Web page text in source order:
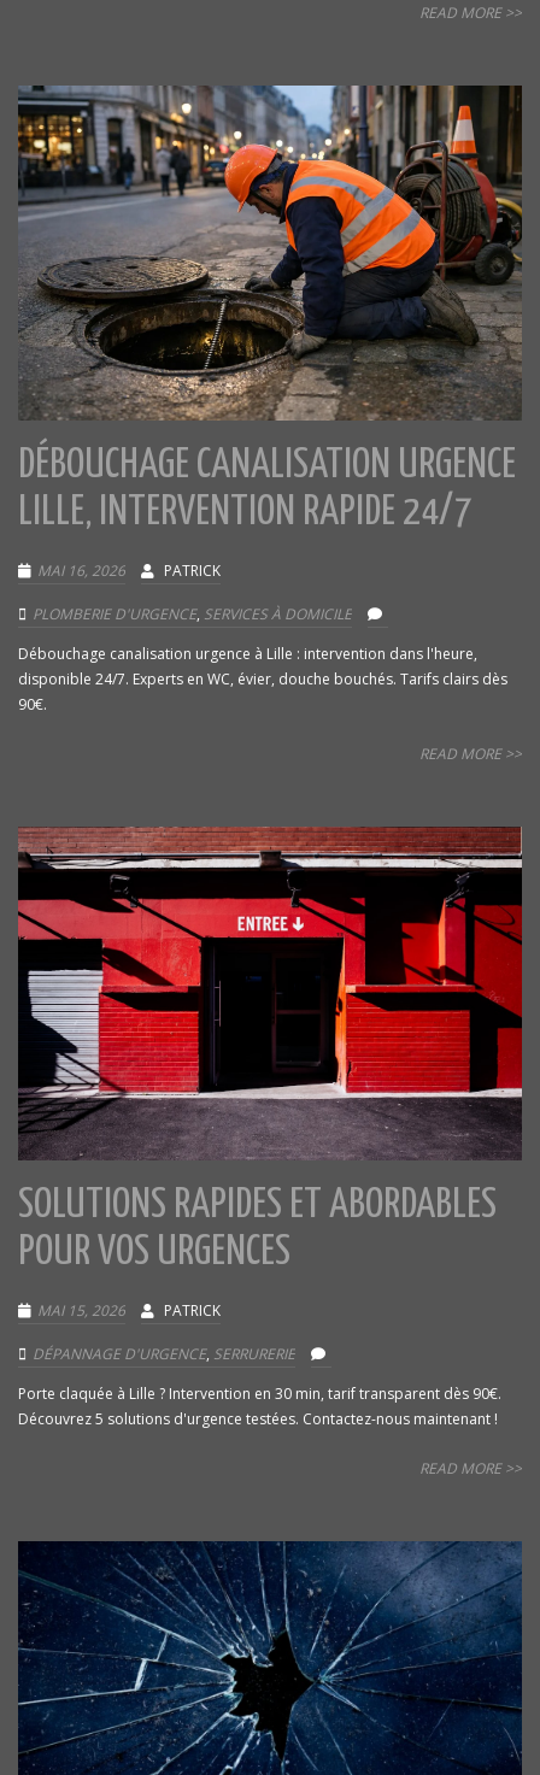
READ MORE >>
DÉBOUCHAGE CANALISATION URGENCE
LILLE, INTERVENTION RAPIDE 24/7
MAI 16, 2026 PATRICK
PLOMBERIE D'URGENCE, SERVICES À DOMICILE
Débouchage canalisation urgence à Lille : intervention dans l'heure,
disponible 24/7. Experts en WC, évier, douche bouchés. Tarifs clairs dès
90€.
READ MORE >>
SOLUTIONS RAPIDES ET ABORDABLES
POUR VOS URGENCES
MAI 15, 2026 PATRICK
DÉPANNAGE D'URGENCE, SERRURERIE
Porte claquée à Lille ? Intervention en 30 min, tarif transparent dès 90€.
Découvrez 5 solutions d'urgence testées. Contactez-nous maintenant !
READ MORE >>